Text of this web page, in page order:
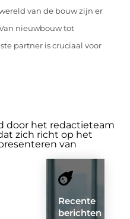
van de bouw zijn er
nieuwbouw tot
partner is cruciaal voor
door het redactieteam
zich richt op het
van
Recente
berichten